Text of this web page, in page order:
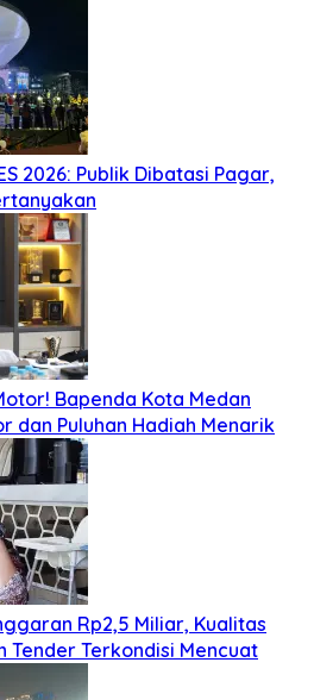
2026: Publik Dibatasi Pagar,
Bapenda Kota Medan
dan Puluhan Hadiah Menarik
Rp2,5 Miliar, Kualitas
Tender Terkondisi Mencuat